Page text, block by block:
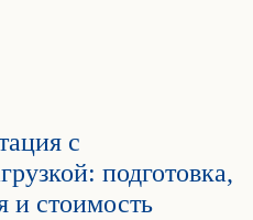
с
подготовка,
и стоимость